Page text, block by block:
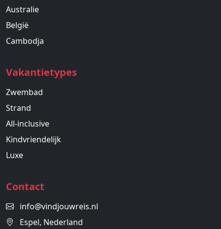
Australie
België
Cambodja
Vakantietypes
Zwembad
Strand
All-inclusive
Kindvriendelijk
Luxe
Contact
info@vindjouwreis.nl
Espel, Nederland